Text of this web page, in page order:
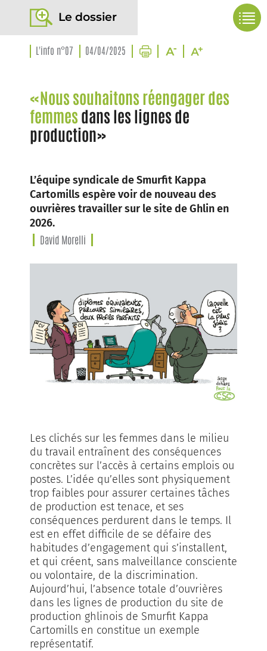
Le dossier
L'info n°07 04/04/2025
«Nous souhaitons réengager des
femmesdans les lignes de
production»
L’équipe syndicale de Smurfit Kappa
Cartomills espère voir de nouveau des
ouvrières travailler sur le site de Ghlin en
2026.
David Morelli
Les clichés sur les femmes dans le milieu
du travail entraînent des conséquences
concrètes sur l’accès à certains emplois ou
postes. L’idée qu’elles sont physiquement
trop faibles pour assurer certaines tâches
de production est tenace, et ses
conséquences perdurent dans le temps. Il
est en effet difficile de se défaire des
habitudes d’engagement qui s’installent,
et qui créent, sans malveillance consciente
ou volontaire, de la discrimination.
Aujourd’hui, l’absence totale d’ouvrières
dans les lignes de production du site de
production ghlinois de Smurfit Kappa
Cartomills en constitue un exemple
représentatif.